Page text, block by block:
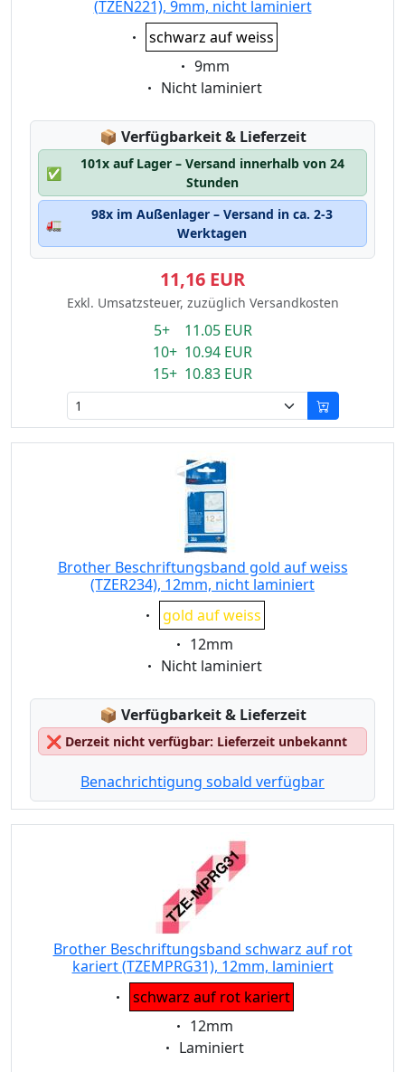
(TZEN221), 9mm, nicht laminiert
Eigenschaft:
schwarz auf weiss
Eigenschaft:
9mm
Eigenschaft:
Nicht laminiert
📦 Lagerstatus:
Verfügbarkeit & Lieferzeit
✅
101x auf Lager – Versand innerhalb von 24
Stunden
🚛
98x im Außenlager – Versand in ca. 2-3
Werktagen
11,16 EUR
Exkl. Umsatzsteuer, zuzüglich Versandkosten
5+ 11.05 EUR
10+ 10.94 EUR
15+ 10.83 EUR
Brother Beschriftungsband gold auf weiss
(TZER234), 12mm, nicht laminiert
Eigenschaft:
gold auf weiss
Eigenschaft:
12mm
Eigenschaft:
Nicht laminiert
📦 Lagerstatus:
Verfügbarkeit & Lieferzeit
❌ Derzeit nicht verfügbar: Lieferzeit unbekannt
Benachrichtigung sobald verfügbar
Brother Beschriftungsband schwarz auf rot
kariert (TZEMPRG31), 12mm, laminiert
Eigenschaft:
schwarz auf rot kariert
Eigenschaft:
12mm
Eigenschaft:
Laminiert